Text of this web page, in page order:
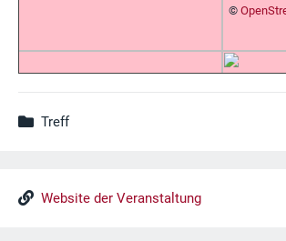
©
Treff
Website der Veranstaltung